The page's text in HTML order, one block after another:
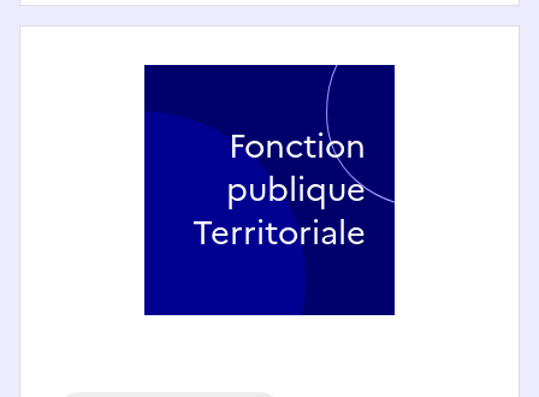
Fonction
publique
Territoriale